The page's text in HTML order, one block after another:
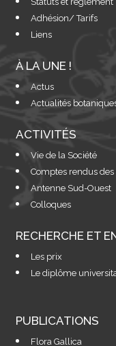
Adhésion/ Tarifs
Liens
À LA UNE !
Actus
Actualités
ACTIVITÉS
Vie de la Société
Comptes rendus des
Antenne Sud-Ouest
Colloques
RECHERCHE ET
Les prix
Le diplôme
PUBLICATIONS
Flora Gallica